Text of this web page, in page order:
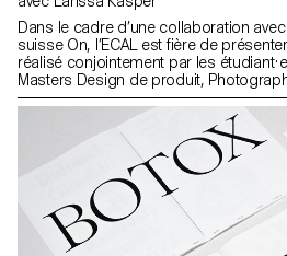
Dans le cadre d’une collaboration
suisse On, l’ECAL est fière de
réalisé conjointement par les
Masters Design de produit,